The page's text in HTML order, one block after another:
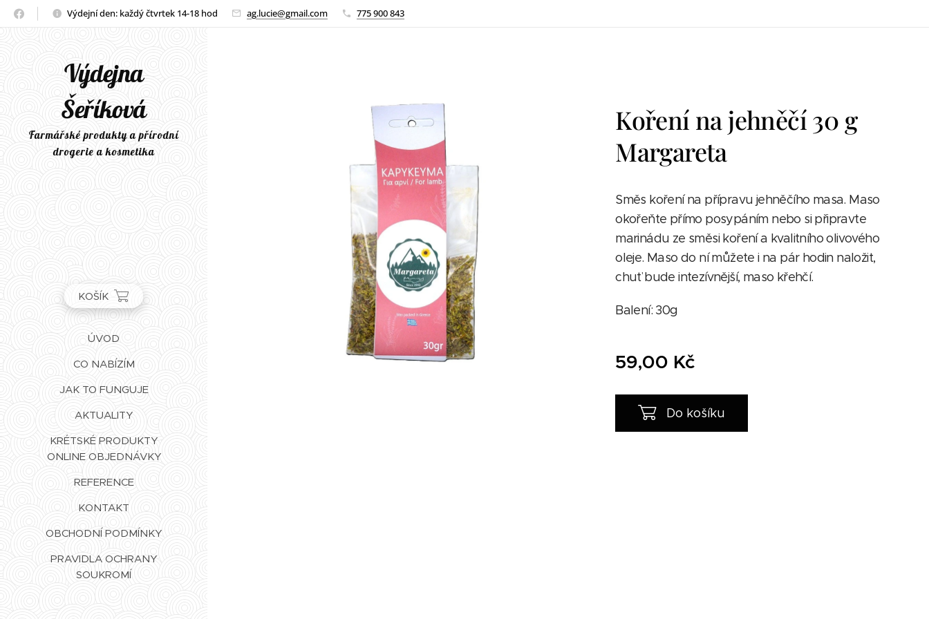
Výdejní den: každý čtvrtek 14-18 hod ag.lucie@gmail.com 775 900 843
Výdejna
Šeříková
Farmářské produkty a přírodní
drogerie a kosmetika
KOŠÍK
ÚVOD
CO NABÍZÍM
JAK TO FUNGUJE
AKTUALITY
KRÉTSKÉ PRODUKTY
ONLINE OBJEDNÁVKY
REFERENCE
KONTAKT
OBCHODNÍ PODMÍNKY
PRAVIDLA OCHRANY
SOUKROMÍ
Koření na jehněčí 30 g
Margareta
Směs koření na přípravu jehněčího masa. Maso
okořeňte přímo posypáním nebo si připravte
marinádu ze směsi koření a kvalitního olivového
oleje. Maso do ní můžete i na pár hodin naložit,
chuť bude intezívnější, maso křehčí.
Balení: 30g
59,00 Kč
Do košíku